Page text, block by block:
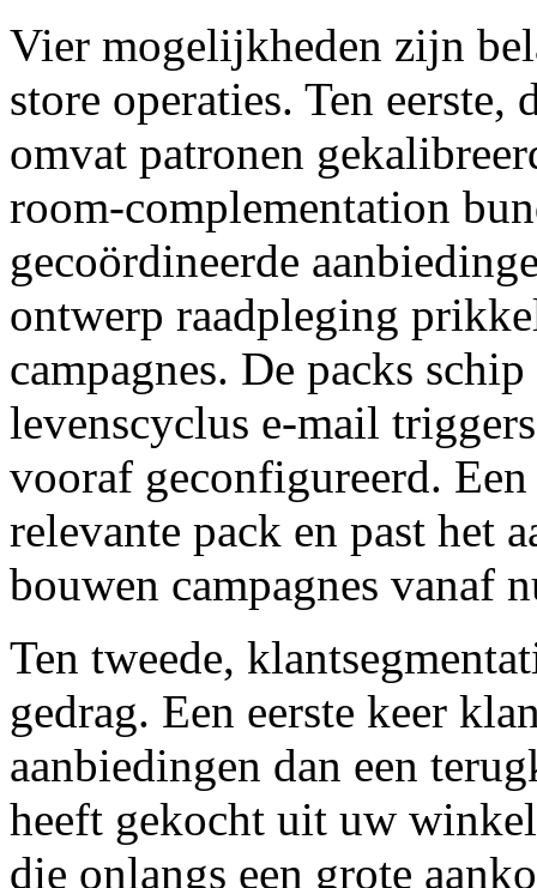
Vier mogelijkheden zijn
store operaties. Ten
omvat patronen
room-complementation
gecoördineerde
ontwerp raadpleging
campagnes. De packs
levenscyclus e-mail
vooraf geconfigureerd.
relevante pack en past het
bouwen campagnes vanaf
Ten tweede,
gedrag. Een eerste keer
aanbiedingen dan een
heeft gekocht uit uw
die onlangs een grote